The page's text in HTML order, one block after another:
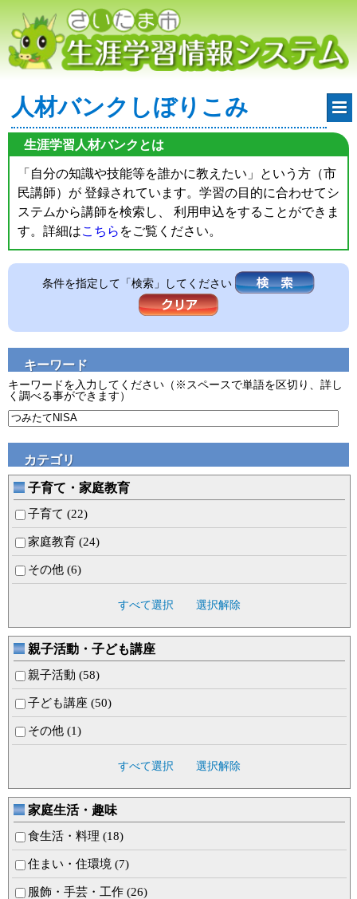
人材バンクしぼりこみ
生涯学習人材バンクとは
「自分の知識や技能等を誰かに教えたい」という方（市
民講師）が 登録されています。学習の目的に合わせてシ
ステムから講師を検索し、 利用申込をすることができま
す。詳細はこちら をご覧ください。
条件を指定して「検索」してください
キーワード
キーワードを入力してください（※スペースで単語を区切り、詳し
く調べる事ができます）
カテゴリ
子育て・家庭教育
子育て (22)
家庭教育 (24)
その他 (6)
すべて選択 選択解除
親子活動・子ども講座
親子活動 (58)
子ども講座 (50)
その他 (1)
すべて選択 選択解除
家庭生活・趣味
食生活・料理 (18)
住まい・住環境 (7)
服飾・手芸・工作 (26)